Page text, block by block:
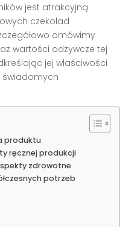
jest atrakcyjną
czekolad
omówimy
wartości odżywcze tej
jej właściwości
produktu
ręcznej produkcji
zdrowotne
potrzeb